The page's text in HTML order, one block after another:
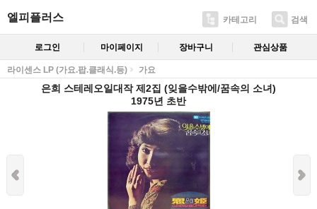
엘피플러스 카테고리 검색
로그인 마이페이지 장바구니 관심상품
라이센스 LP (가요.팝.클래식.등) 가요
은희 스테레오일대작 제2집 (잊을수밖에/꿈속의 소녀)
1975년 초반